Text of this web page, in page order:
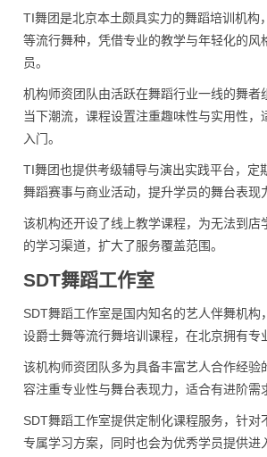
TI舞团是北京本土颇具实力的舞蹈培训机构
等流行舞种，凭借专业的教学与年轻化的风
员。
机构师资团队由活跃在舞蹈行业一线的舞者
当下潮流，课程设置注重趣味性与实用性，
入门。
TI舞团也提供考级辅导与演出实践平台，定
舞蹈赛事与商业活动，提升学员的舞台表现
该机构还开设了线上教学课程，为无法到店
的学习渠道，扩大了服务覆盖范围。
SDT舞蹈工作室
SDT舞蹈工作室是国内知名的艺人伴舞机构
设爵士舞等流行舞培训课程，在北京拥有专
该机构师资团队多为具备丰富艺人合作经验
容注重专业性与舞台表现力，适合有进阶需
SDT舞蹈工作室提供定制化课程服务，针对
专属学习方案，同时也会为优秀学员提供进